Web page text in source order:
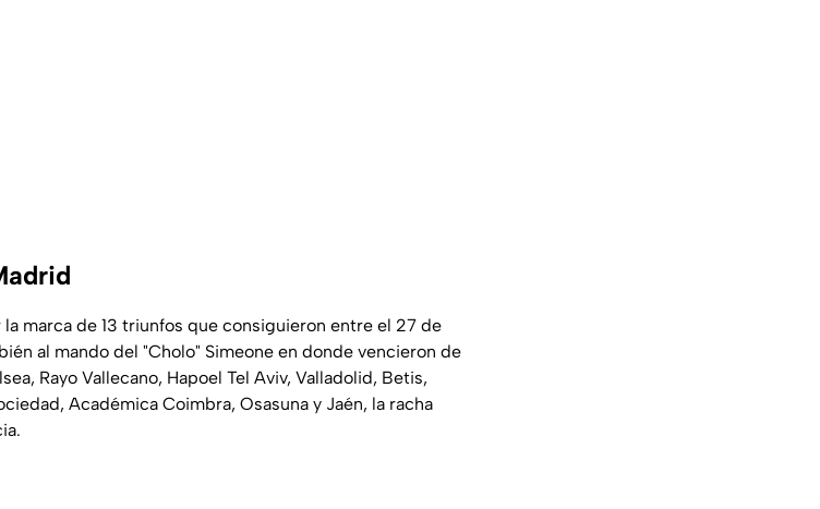
marca de 13 triunfos que consiguieron entre el 27 de
al mando del "Cholo" Simeone en donde vencieron de
Rayo Vallecano, Hapoel Tel Aviv, Valladolid, Betis,
Académica Coimbra, Osasuna y Jaén, la racha